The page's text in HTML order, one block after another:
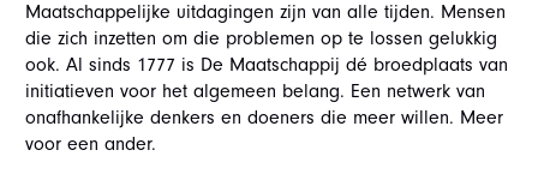
Maatschappelijke uitdagingen zijn van alle tijden. Mensen
die zich inzetten om die problemen op te lossen gelukkig
ook. Al sinds 1777 is De Maatschappij dé broedplaats van
initiatieven voor het algemeen belang. Een netwerk van
onafhankelijke denkers en doeners die meer willen. Meer
voor een ander.